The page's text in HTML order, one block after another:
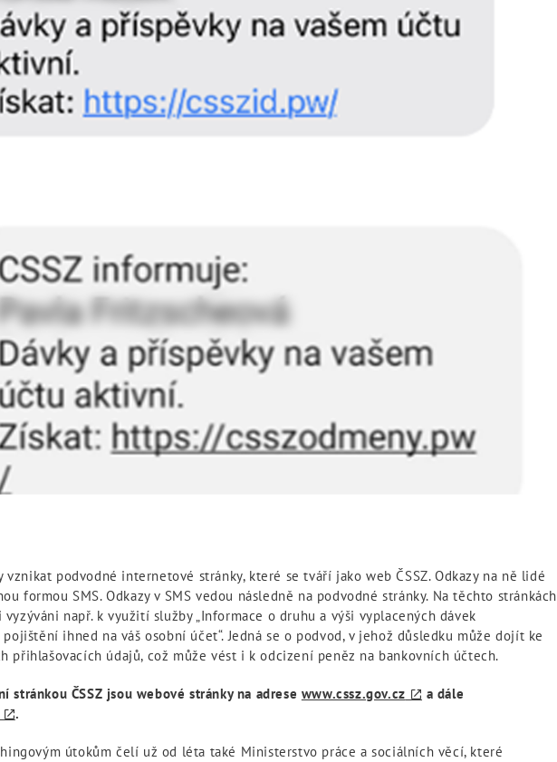
vznikat podvodné internetové stránky, které se tváří jako web ČSSZ. Odkazy na ně lidé
formou SMS. Odkazy v SMS vedou následně na podvodné stránky. Na těchto stránkách
např. k využití služby „Informace o druhu a výši vyplacených dávek
pojištění ihned na váš osobní účet“. Jedná se o podvod, v jehož důsledku může dojít ke
přihlašovacích údajů, což může vést i k odcizení peněz na bankovních účtech.
stránkou ČSSZ jsou webové stránky na adrese www.cssz.gov.cz
a dále
.
útokům čelí už od léta také Ministerstvo práce a sociálních věcí, které